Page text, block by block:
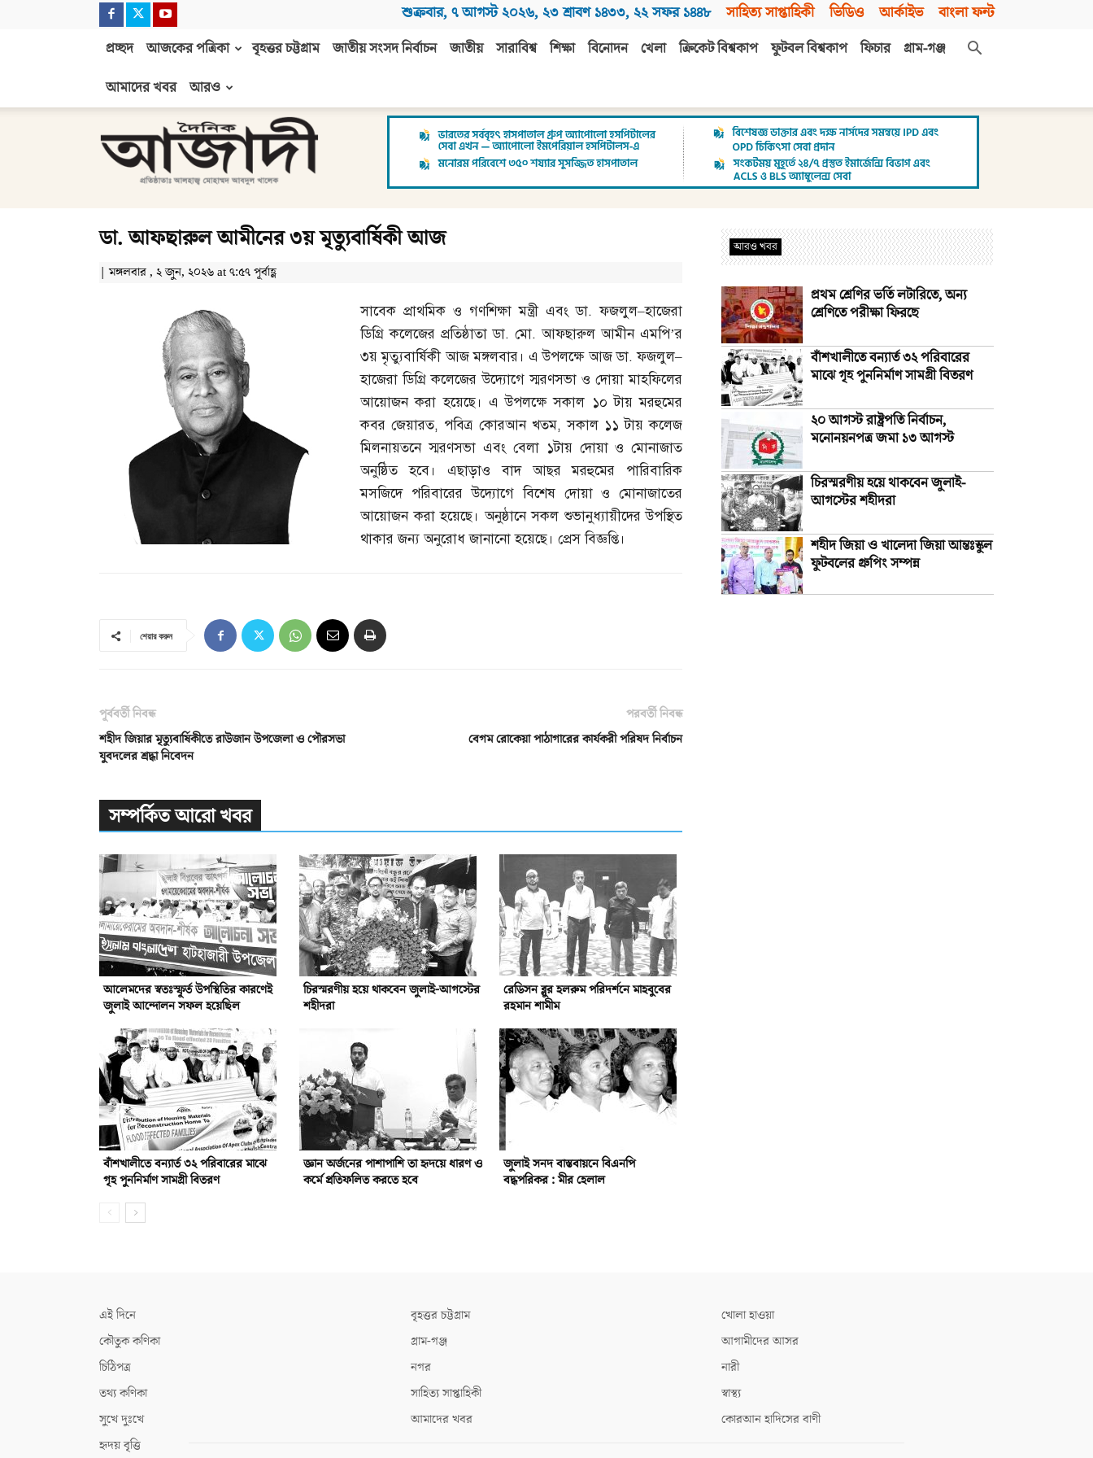
শুক্রবার, ৭ আগস্ট ২০২৬, ২৩ শ্রাবণ ১৪৩৩, ২২ সফর ১৪৪৮ সাহিত্য সাপ্তাহিকী ভিডিও আর্কাইভ বাংলা ফন্ট
প্রচ্ছদ আজকের পত্রিকা বৃহত্তর চট্টগ্রাম জাতীয় সংসদ নির্বাচন জাতীয় সারাবিশ্ব শিক্ষা বিনোদন খেলা ক্রিকেট বিশ্বকাপ ফুটবল বিশ্বকাপ ফিচার
গ্রাম-গঞ্জ
আমাদের খবর
আরও
আজাদী
ডা. আফছারুল আমীনের ৩য় মৃত্যুবার্ষিকী আজ
| মঙ্গলবার , ২ জুন, ২০২৬ at ৭:৫৭ পূর্বাহ্ণ
সাবেক প্রাথমিক ও গণশিক্ষা মন্ত্রী এবং ডা.ফজলুল–হাজেরা
ডিগ্রি কলেজের প্রতিষ্ঠাতা ডা.মো.আফছারুল আমীন এমপি’র
৩য় মৃত্যুবার্ষিকী আজ মঙ্গলবার। এ উপলক্ষে আজ ডা.ফজলুল–
হাজেরা ডিগ্রি কলেজের উদ্যোগে স্মরণসভা ও দোয়া মাহফিলের
আয়োজন করা হয়েছে। এ উপলক্ষে সকাল ১০ টায় মরহুমের
কবর জেয়ারত, পবিত্র কোরআন খতম,সকাল ১১ টায় কলেজ
মিলনায়তনে স্মরণসভা এবং বেলা ১টায় দোয়া ও মোনাজাত
অনুষ্ঠিত হবে। এছাড়াও বাদ আছর মরহুমের পারিবারিক
মসজিদে পরিবারের উদ্যোগে বিশেষ দোয়া ও মোনাজাতের
আয়োজন করা হয়েছে। অনুষ্ঠানে সকল শুভানুধ্যায়ীদের উপস্থিত
থাকার জন্য অনুরোধ জানানো হয়েছে। প্রেস বিজ্ঞপ্তি।
শেয়ার করুন
পূর্ববর্তী নিবন্ধ
শহীদ জিয়ার মৃত্যুবার্ষিকীতে রাউজান উপজেলা ও পৌরসভা
যুবদলের শ্রদ্ধা নিবেদন
পরবর্তী নিবন্ধ
বেগম রোকেয়া পাঠাগারের কার্যকরী পরিষদ নির্বাচন
সম্পর্কিত আরো খবর
আলেমদের স্বতঃস্ফূর্ত উপস্থিতির কারণেই
জুলাই আন্দোলন সফল হয়েছিল
চিরস্মরণীয় হয়ে থাকবেন জুলাই-আগস্টের
শহীদরা
রেডিসন ব্লুর হলরুম পরিদর্শনে মাহবুবের
রহমান শামীম
বাঁশখালীতে বন্যার্ত ৩২ পরিবারের মাঝে
গৃহ পুননির্মাণ সামগ্রী বিতরণ
জ্ঞান অর্জনের পাশাপাশি তা হৃদয়ে ধারণ ও
কর্মে প্রতিফলিত করতে হবে
জুলাই সনদ বাস্তবায়নে বিএনপি
বদ্ধপরিকর : মীর হেলাল
আরও খবর
প্রথম শ্রেণির ভর্তি লটারিতে, অন্য
শ্রেণিতে পরীক্ষা ফিরছে
বাঁশখালীতে বন্যার্ত ৩২ পরিবারের
মাঝে গৃহ পুননির্মাণ সামগ্রী বিতরণ
২০ আগস্ট রাষ্ট্রপতি নির্বাচন,
মনোনয়নপত্র জমা ১৩ আগস্ট
চিরস্মরণীয় হয়ে থাকবেন জুলাই-
আগস্টের শহীদরা
শহীদ জিয়া ও খালেদা জিয়া আন্তঃস্কুল
ফুটবলের গ্রুপিং সম্পন্ন
এই দিনে
কৌতুক কণিকা
চিঠিপত্র
তথ্য কণিকা
সুখে দুঃখে
হৃদয় বৃত্তি
বৃহত্তর চট্টগ্রাম
গ্রাম-গঞ্জ
নগর
সাহিত্য সাপ্তাহিকী
আমাদের খবর
খোলা হাওয়া
আগামীদের আসর
নারী
স্বাস্থ্য
কোরআন হাদিসের বাণী